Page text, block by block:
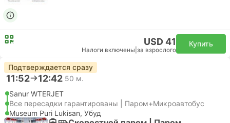
USD 41
Налоги включены за взрослого
Купить
Подтверждается сразу
11:52 12:42 50 м.
Sanur WTERJET
Все пересадки гарантированы | Паром+Микроавтобус
Museum Puri Lukisan, Убуд